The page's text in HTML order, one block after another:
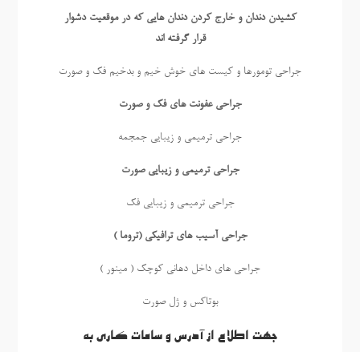
کشیدن دندان و خارج کردن دندان هایی که در موقعیت دشوار
قرار گرفته اند
جراحی تومورها و کیست های خوش خیم و بدخیم فک و صورت
جراحی عفونت های فک و صورت
جراحی ترمیمی و زیبایی جمجمه
جراحی ترمیمی و زیبایی صورت
جراحی ترمیمی و زیبایی فک
جراحی آسیب های ترافیکی (تروما )
جراحی های داخل دهانی کوچک ( مینور )
بوتاكس و ژل صورت
جهت اطلاع از آدرس و ساعات کاری به